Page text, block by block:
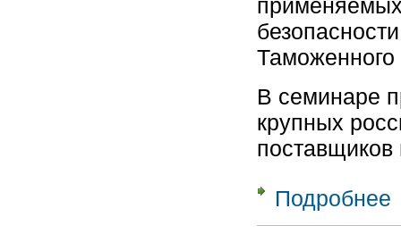
В семинаре
крупных
Подробнее